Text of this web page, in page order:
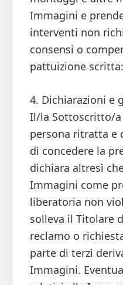
Immagini e
interventi non
consensi o
pattuizione scritta:
4. Dichiarazioni e
Il/la Sottoscritto/a
persona ritratta e
di concedere la
dichiara altresì
Immagini come
liberatoria non
solleva il Titolare
reclamo o
parte di terzi
Immagini.